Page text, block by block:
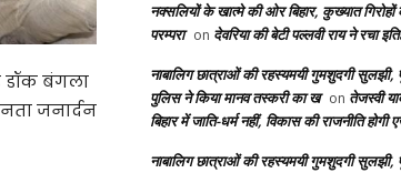
डॉक बंगला
जनार्दन
नक्सलियों के खात्मे की ओर बिहार, कुख्यात गिरोहों
परम्परा on देवरिया की बेटी पल्लवी राय ने रचा
नाबालिग छात्राओं की रहस्यमयी गुमशुदगी सुलझी,
पुलिस ने किया मानव तस्करी का ख on तेजस्वी
बिहार में जाति-धर्म नहीं, विकास की राजनीति होगी
नाबालिग छात्राओं की रहस्यमयी गुमशुदगी सुलझी,